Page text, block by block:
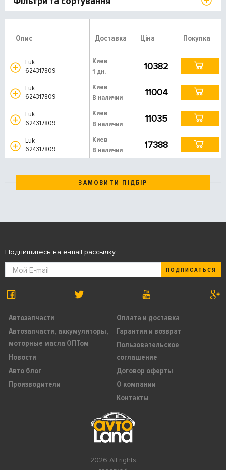
Опис Доставка Ціна Покупка
Luk
624317809
Киев
1 дн.
10382
Luk
624317809
Киев
В наличии
11004
Luk
624317809
Киев
В наличии
11035
Luk
624317809
Киев
В наличии
17388
ЗАМОВИТИ ПІДБІР
2026 All rights
Автозапчасти
Автозапчасти, аккумуляторы,
моторные масла ОПТом
Новости
Авто блог
Производители
Оплата и доставка
Гарантия и возврат
Пользовательское
соглашение
Договор оферты
О компании
Контакты
Подпишитесь на e-mail рассылку
ПОДПИСАТЬСЯ